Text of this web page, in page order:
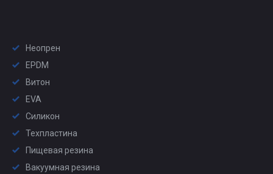
Неопрен
EPDM
Витон
EVA
Силикон
Техпластина
Пищевая резина
Вакуумная резина